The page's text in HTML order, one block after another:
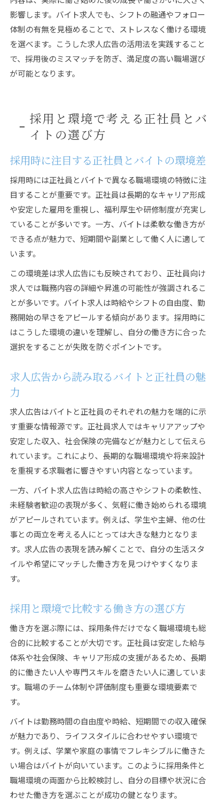
影響します。バイト求人でも、シフトの融通やフォロー
体制の有無を見極めることで、ストレスなく働ける環境
を選べます。こうした求人広告の活用法を実践すること
で、採用後のミスマッチを防ぎ、満足度の高い職場選び
が可能となります。
採用と環境で考える正社員とバ
イトの選び方
採用時に注目する正社員とバイトの環境差
採用時には正社員とバイトで異なる職場環境の特徴に注
目することが重要です。正社員は長期的なキャリア形成
や安定した雇用を重視し、福利厚生や研修制度が充実し
ていることが多いです。一方、バイトは柔軟な働き方が
できる点が魅力で、短期間や副業として働く人に適して
います。
この環境差は求人広告にも反映されており、正社員向け
求人では職務内容の詳細や昇進の可能性が強調されるこ
とが多いです。バイト求人は時給やシフトの自由度、勤
務開始の早さをアピールする傾向があります。採用時に
はこうした環境の違いを理解し、自分の働き方に合った
選択をすることが失敗を防ぐポイントです。
求人広告から読み取るバイトと正社員の魅
力
求人広告はバイトと正社員のそれぞれの魅力を端的に示
す重要な情報源です。正社員求人ではキャリアアップや
安定した収入、社会保険の完備などが魅力として伝えら
れています。これにより、長期的な職場環境や将来設計
を重視する求職者に響きやすい内容となっています。
一方、バイト求人広告は時給の高さやシフトの柔軟性、
未経験者歓迎の表現が多く、気軽に働き始められる環境
がアピールされています。例えば、学生や主婦、他の仕
事との両立を考える人にとっては大きな魅力となりま
す。求人広告の表現を読み解くことで、自分の生活スタ
イルや希望にマッチした働き方を見つけやすくなりま
す。
採用と環境で比較する働き方の選び方
働き方を選ぶ際には、採用条件だけでなく職場環境も総
合的に比較することが大切です。正社員は安定した給与
体系や社会保険、キャリア形成の支援があるため、長期
的に働きたい人や専門スキルを磨きたい人に適していま
す。職場のチーム体制や評価制度も重要な環境要素で
す。
バイトは勤務時間の自由度や時給、短期間での収入確保
が魅力であり、ライフスタイルに合わせやすい環境で
す。例えば、学業や家庭の事情でフレキシブルに働きた
い場合はバイトが向いています。このように採用条件と
職場環境の両面から比較検討し、自分の目標や状況に合
わせた働き方を選ぶことが成功の鍵となります。